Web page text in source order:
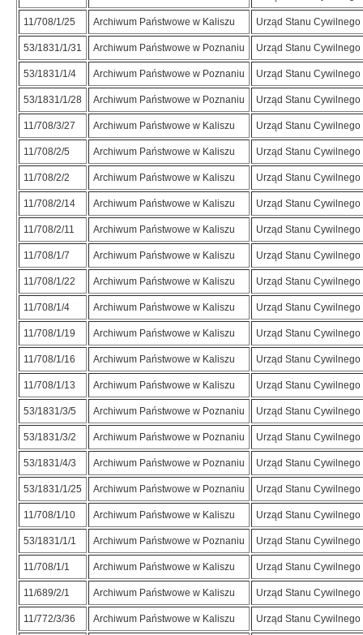
11/708/1/25 Archiwum Państwowe w Kaliszu Urząd Stanu Cywilnego
53/1831/1/31 Archiwum Państwowe w Poznaniu Urząd Stanu
53/1831/1/4 Archiwum Państwowe w Poznaniu Urząd Stanu
53/1831/1/28 Archiwum Państwowe w Poznaniu Urząd Stanu
11/708/3/27 Archiwum Państwowe w Kaliszu Urząd Stanu Cywilnego
11/708/2/5 Archiwum Państwowe w Kaliszu Urząd Stanu Cywilnego
11/708/2/2 Archiwum Państwowe w Kaliszu Urząd Stanu Cywilnego
11/708/2/14 Archiwum Państwowe w Kaliszu Urząd Stanu Cywilnego
11/708/2/11 Archiwum Państwowe w Kaliszu Urząd Stanu Cywilnego
11/708/1/7 Archiwum Państwowe w Kaliszu Urząd Stanu Cywilnego
11/708/1/22 Archiwum Państwowe w Kaliszu Urząd Stanu Cywilnego
11/708/1/4 Archiwum Państwowe w Kaliszu Urząd Stanu Cywilnego
11/708/1/19 Archiwum Państwowe w Kaliszu Urząd Stanu Cywilnego
11/708/1/16 Archiwum Państwowe w Kaliszu Urząd Stanu Cywilnego
11/708/1/13 Archiwum Państwowe w Kaliszu Urząd Stanu Cywilnego
53/1831/3/5 Archiwum Państwowe w Poznaniu Urząd Stanu
53/1831/3/2 Archiwum Państwowe w Poznaniu Urząd Stanu
53/1831/4/3 Archiwum Państwowe w Poznaniu Urząd Stanu
53/1831/1/25 Archiwum Państwowe w Poznaniu Urząd Stanu
11/708/1/10 Archiwum Państwowe w Kaliszu Urząd Stanu Cywilnego
53/1831/1/1 Archiwum Państwowe w Poznaniu Urząd Stanu
11/708/1/1 Archiwum Państwowe w Kaliszu Urząd Stanu Cywilnego
11/689/2/1 Archiwum Państwowe w Kaliszu Urząd Stanu
11/772/3/36 Archiwum Państwowe w Kaliszu Urząd Stanu